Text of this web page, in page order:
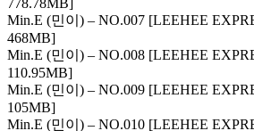
778.78MB]
Min.E (민이) – NO.007 [LEEHEE
468MB]
Min.E (민이) – NO.008 [LEEHEE
110.95MB]
Min.E (민이) – NO.009 [LEEHEE
105MB]
Min.E (민이) – NO.010 [LEEHEE